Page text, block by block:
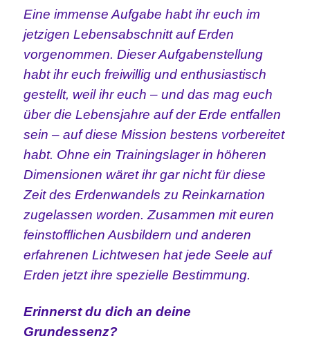
Eine immense Aufgabe habt ihr euch im
jetzigen Lebensabschnitt auf Erden
vorgenommen. Dieser Aufgabenstellung
habt ihr euch freiwillig und enthusiastisch
gestellt, weil ihr euch – und das mag euch
über die Lebensjahre auf der Erde entfallen
sein – auf diese Mission bestens vorbereitet
habt. Ohne ein Trainingslager in höheren
Dimensionen wäret ihr gar nicht für diese
Zeit des Erdenwandels zu Reinkarnation
zugelassen worden. Zusammen mit euren
feinstofflichen Ausbildern und anderen
erfahrenen Lichtwesen hat jede Seele auf
Erden jetzt ihre spezielle Bestimmung.
Erinnerst du dich an deine
Grundessenz?